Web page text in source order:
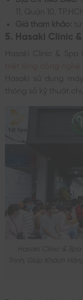
11, Quận 10,
Giá tham khảo: từ
5. Hasaki Clinic
Hasaki Clinic &
Hasaki sử dụng
thông số kỹ thuật
Hasaki Clinic &
Trình, Giúp Khách